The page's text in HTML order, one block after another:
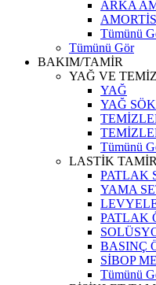
ARKA
Tümünü
Tümünü Gör
BAKIM/TAMİR
YAĞ VE
YAĞ
YAĞ
Tümünü
LASTİK
PATLAK
YAMA
PATLAK
BASINÇ
SİBOP
Tümünü